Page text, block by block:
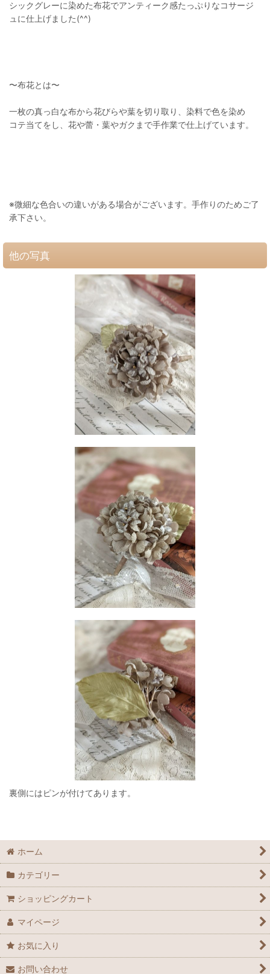
シックグレーに染めた布花でアンティーク感たっぷりなコサージ
ュに仕上げました(^^)
〜布花とは〜
一枚の真っ白な布から花びらや葉を切り取り、染料で色を染め
コテ当てをし、花や蕾・葉やガクまで手作業で仕上げています。
※微細な色合いの違いがある場合がございます。手作りのためご了
承下さい。
他の写真
裏側にはピンが付けてあります。
ホーム
カテゴリー
ショッピングカート
マイページ
お気に入り
お問い合わせ